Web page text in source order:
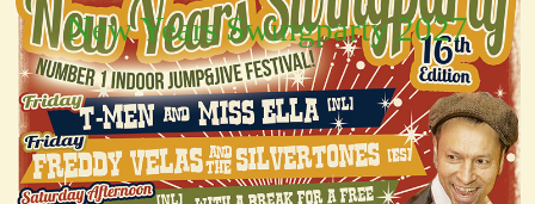
New Years Swingparty 2027